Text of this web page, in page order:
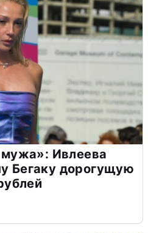
мужа»: Ивлеева
Бегаку дорогущую